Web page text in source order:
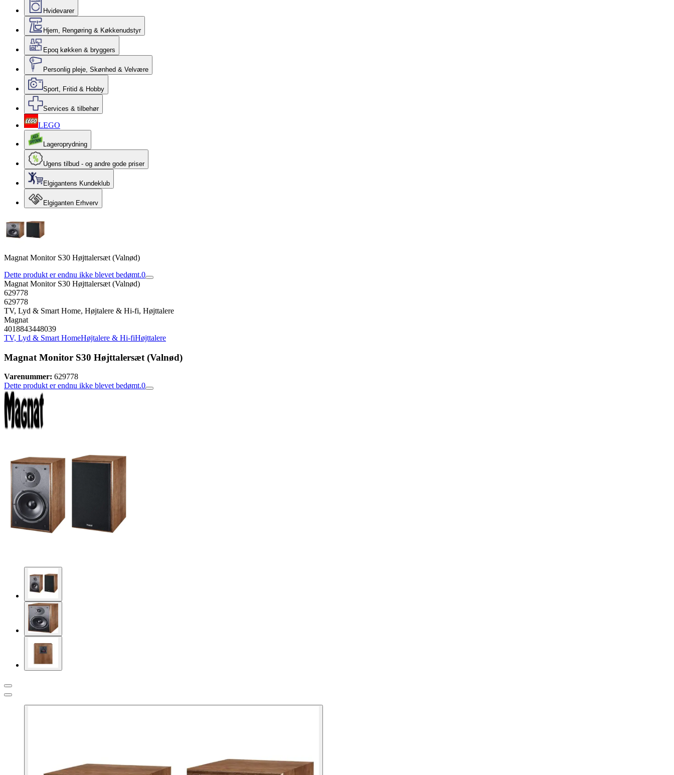
Hvidevarer
Hjem, Rengøring & Køkkenudstyr
Epoq køkken & bryggers
Personlig pleje, Skønhed & Velvære
Sport, Fritid & Hobby
Services & tilbehør
LEGO
Lageroprydning
Ugens tilbud - og andre gode priser
Elgigantens Kundeklub
Elgiganten Erhverv
Magnat Monitor S30 Højttalersæt (Valnød)
Dette produkt er endnu ikke blevet bedømt.0
Magnat Monitor S30 Højttalersæt (Valnød)
629778
629778
TV, Lyd & Smart Home, Højtalere & Hi-fi, Højttalere
Magnat
4018843448039
TV, Lyd & Smart HomeHøjtalere & Hi-fiHøjttalere
Magnat Monitor S30 Højttalersæt (Valnød)
Varenummer: 629778
Dette produkt er endnu ikke blevet bedømt.0